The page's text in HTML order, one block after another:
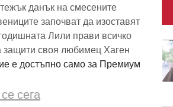
данък на смесените
започват да изоставят
Лили прави всичко
защити своя любимец Хаген
е достъпно само за Премиум
сега